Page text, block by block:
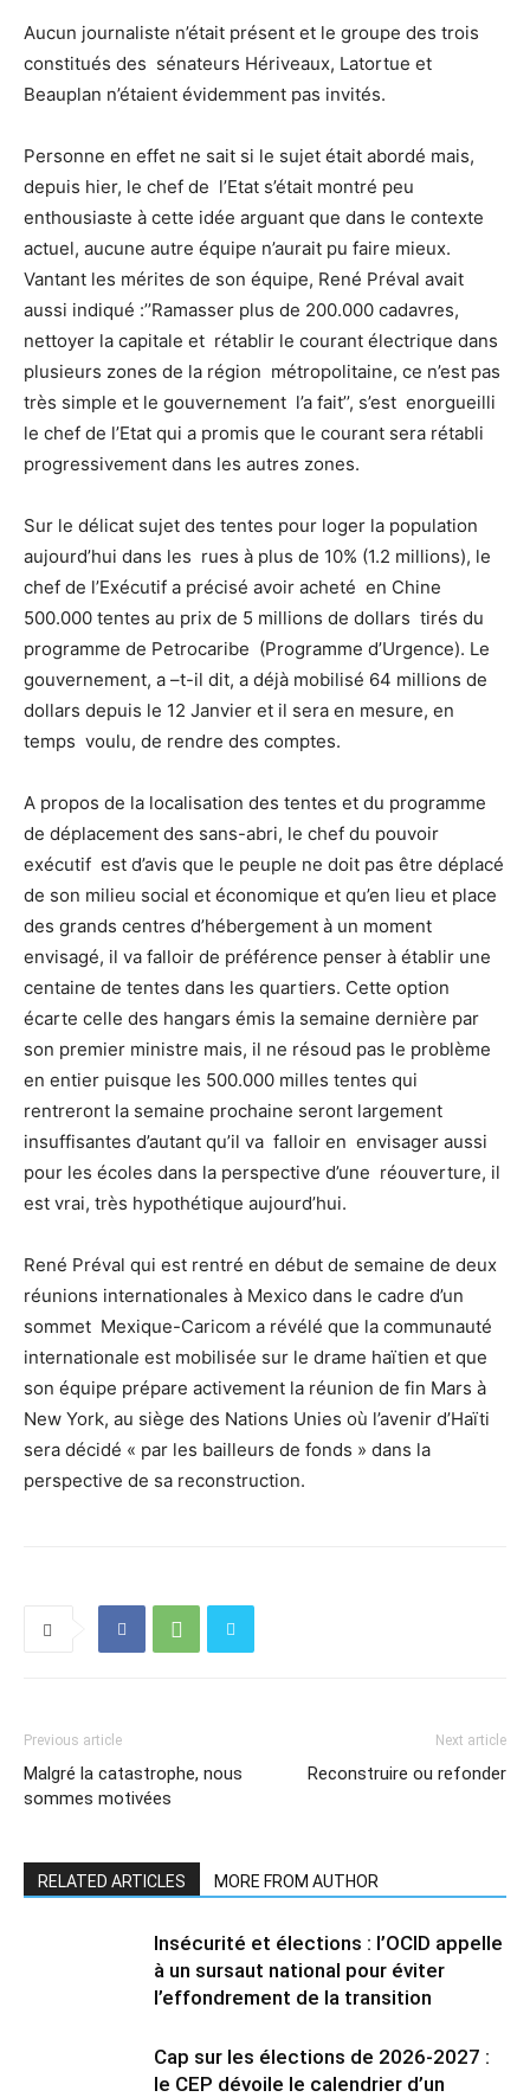
Aucun journaliste n’était présent et le groupe des trois
constitués des sénateurs Hériveaux, Latortue et
Beauplan n’étaient évidemment pas invités.
Personne en effet ne sait si le sujet était abordé mais,
depuis hier, le chef de l’Etat s’était montré peu
enthousiaste à cette idée arguant que dans le contexte
actuel, aucune autre équipe n’aurait pu faire mieux.
Vantant les mérites de son équipe, René Préval avait
aussi indiqué :’’Ramasser plus de 200.000 cadavres,
nettoyer la capitale et rétablir le courant électrique dans
plusieurs zones de la région métropolitaine, ce n’est pas
très simple et le gouvernement l’a fait’’, s’est enorgueilli
le chef de l’Etat qui a promis que le courant sera rétabli
progressivement dans les autres zones.
Sur le délicat sujet des tentes pour loger la population
aujourd’hui dans les rues à plus de 10% (1.2 millions), le
chef de l’Exécutif a précisé avoir acheté en Chine
500.000 tentes au prix de 5 millions de dollars tirés du
programme de Petrocaribe (Programme d’Urgence). Le
gouvernement, a –t-il dit, a déjà mobilisé 64 millions de
dollars depuis le 12 Janvier et il sera en mesure, en
temps voulu, de rendre des comptes.
A propos de la localisation des tentes et du programme
de déplacement des sans-abri, le chef du pouvoir
exécutif est d’avis que le peuple ne doit pas être déplacé
de son milieu social et économique et qu’en lieu et place
des grands centres d’hébergement à un moment
envisagé, il va falloir de préférence penser à établir une
centaine de tentes dans les quartiers. Cette option
écarte celle des hangars émis la semaine dernière par
son premier ministre mais, il ne résoud pas le problème
en entier puisque les 500.000 milles tentes qui
rentreront la semaine prochaine seront largement
insuffisantes d’autant qu’il va falloir en envisager aussi
pour les écoles dans la perspective d’une réouverture, il
est vrai, très hypothétique aujourd’hui.
René Préval qui est rentré en début de semaine de deux
réunions internationales à Mexico dans le cadre d’un
sommet Mexique-Caricom a révélé que la communauté
internationale est mobilisée sur le drame haïtien et que
son équipe prépare activement la réunion de fin Mars à
New York, au siège des Nations Unies où l’avenir d’Haïti
sera décidé « par les bailleurs de fonds » dans la
perspective de sa reconstruction.
Previous article
Malgré la catastrophe, nous
sommes motivées
Next article
Reconstruire ou refonder
RELATED ARTICLES MORE FROM AUTHOR
Insécurité et élections : l’OCID appelle
à un sursaut national pour éviter
l’effondrement de la transition
Cap sur les élections de 2026-2027 :
le CEP dévoile le calendrier d’un